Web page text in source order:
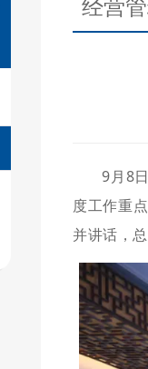
9月8
度工作重
并讲话，